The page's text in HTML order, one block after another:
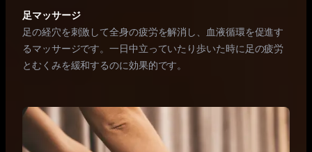
足マッサージ
足の経穴を刺激して全身の疲労を解消し、血液循環を促進す
るマッサージです。一日中立っていたり歩いた時に足の疲労
とむくみを緩和するのに効果的です。